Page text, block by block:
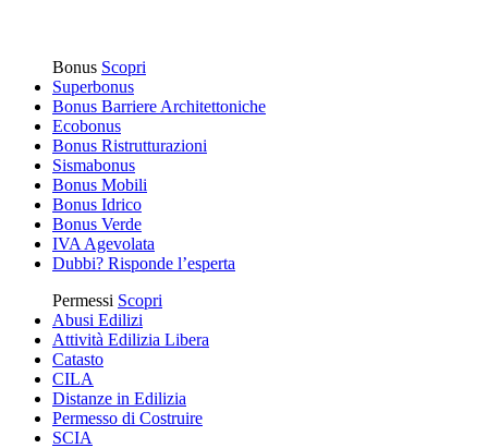
Bonus Scopri
Superbonus
Bonus Barriere Architettoniche
Ecobonus
Bonus Ristrutturazioni
Sismabonus
Bonus Mobili
Bonus Idrico
Bonus Verde
IVA Agevolata
Dubbi? Risponde l’esperta
Permessi Scopri
Abusi Edilizi
Attività Edilizia Libera
Catasto
CILA
Distanze in Edilizia
Permesso di Costruire
SCIA